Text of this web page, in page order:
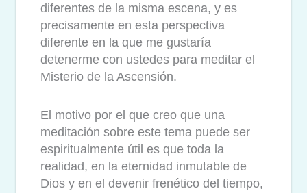
diferentes de la misma escena, y es
precisamente en esta perspectiva
diferente en la que me gustaría
detenerme con ustedes para meditar el
Misterio de la Ascensión.
El motivo por el que creo que una
meditación sobre este tema puede ser
espiritualmente útil es que toda la
realidad, en la eternidad inmutable de
Dios y en el devenir frenético del tiempo,